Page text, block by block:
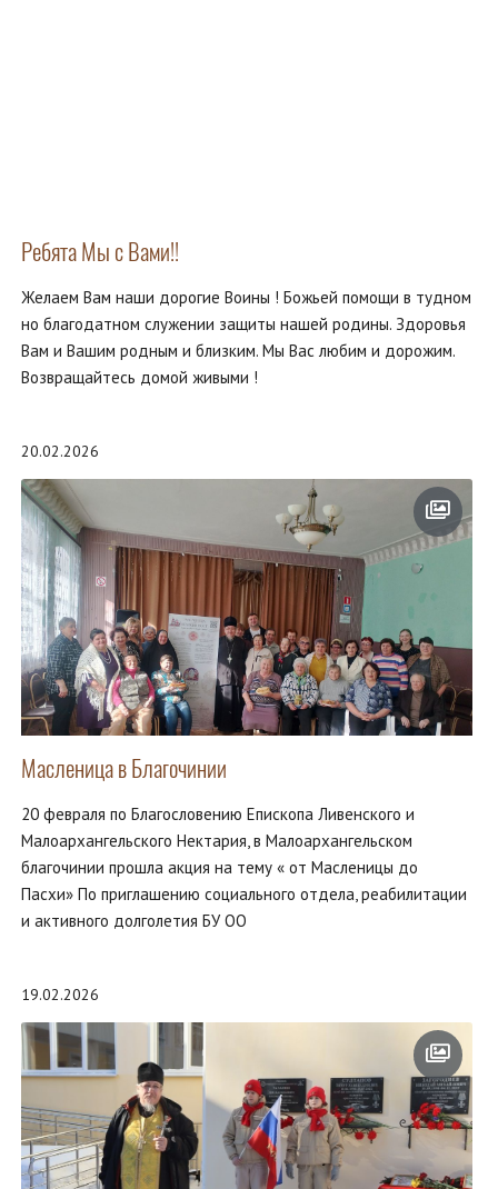
Ребята Мы с Вами!!
Желаем Вам наши дорогие Воины ! Божьей помощи в тудном
но благодатном служении защиты нашей родины. Здоровья
Вам и Вашим родным и близким. Мы Вас любим и дорожим.
Возвращайтесь домой живыми !
20.02.2026
Масленица в Благочинии
20 февраля по Благословению Епископа Ливенского и
Малоархангельского Нектария, в Малоархангельском
благочинии прошла акция на тему « от Масленицы до
Пасхи» По приглашению социального отдела, реабилитации
и активного долголетия БУ ОО
19.02.2026